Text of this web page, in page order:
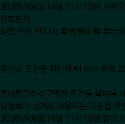
2026년06월14일 11시15분 기준으
유효한지
최종 진행 전 다시 확인해야 할 부분
흥신소 조건을 확인할 때 보는 항
동대문구하수구막힘 조건을 살펴볼
장점보다 실제로 적용되는 기준을 확
2026년06월14일 11시15분 같은